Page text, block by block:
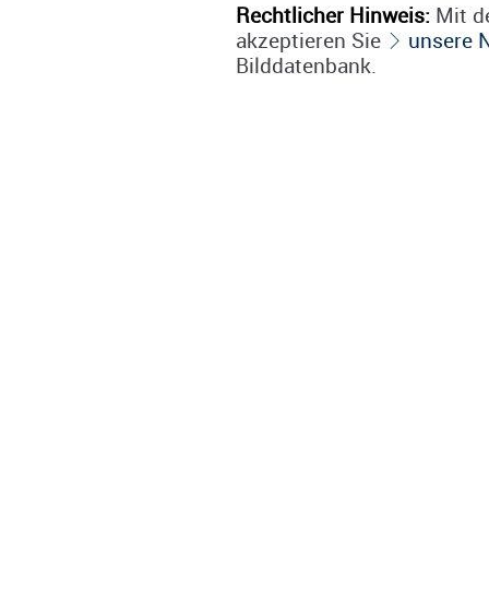
Rechtlicher Hinweis: Mit
akzeptieren Sie
unsere
Bilddatenbank.